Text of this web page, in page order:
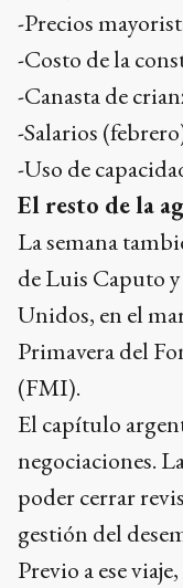
-Precios
-Costo de la
-Canasta de
-Salarios
-Uso de
El resto de la
La semana
de Luis Caputo
Unidos, en el
Primavera del
(FMI).
El capítulo
negociaciones.
poder cerrar
gestión del
Previo a ese